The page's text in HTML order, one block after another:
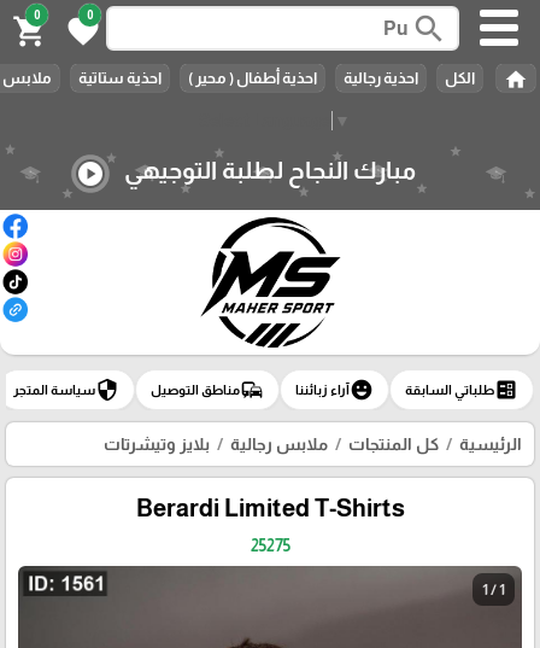
▼
search
0
favorite
0
shopping_cart
home الكل احذية رجالية احذية أطفال ( محير ) احذية ستاتية ملابس
مبارك النجاح لطلبة التوجيهي play_circle
ballotطلباتي السابقة emoji_emotionsآراء زبائننا commuteمناطق التوصيل securityسياسة المتجر
الرئيسية كل المنتجات ملابس رجالية بلايز وتيشرتات
Berardi Limited T-Shirts
25275
1 / 1